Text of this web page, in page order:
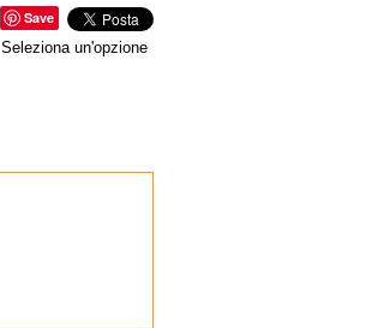
Save
Seleziona un'opzione